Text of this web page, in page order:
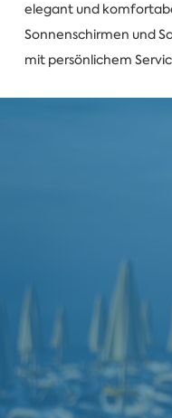
elegant und
Sonnenschirmen und
mit persönlichem